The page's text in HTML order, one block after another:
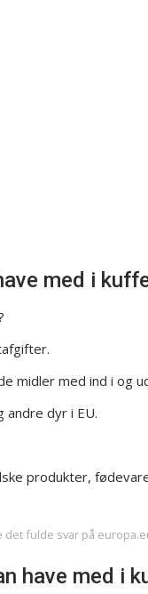
med i
midler med ind i og
dyr i EU.
produkter,
det fulde svar på
have med i